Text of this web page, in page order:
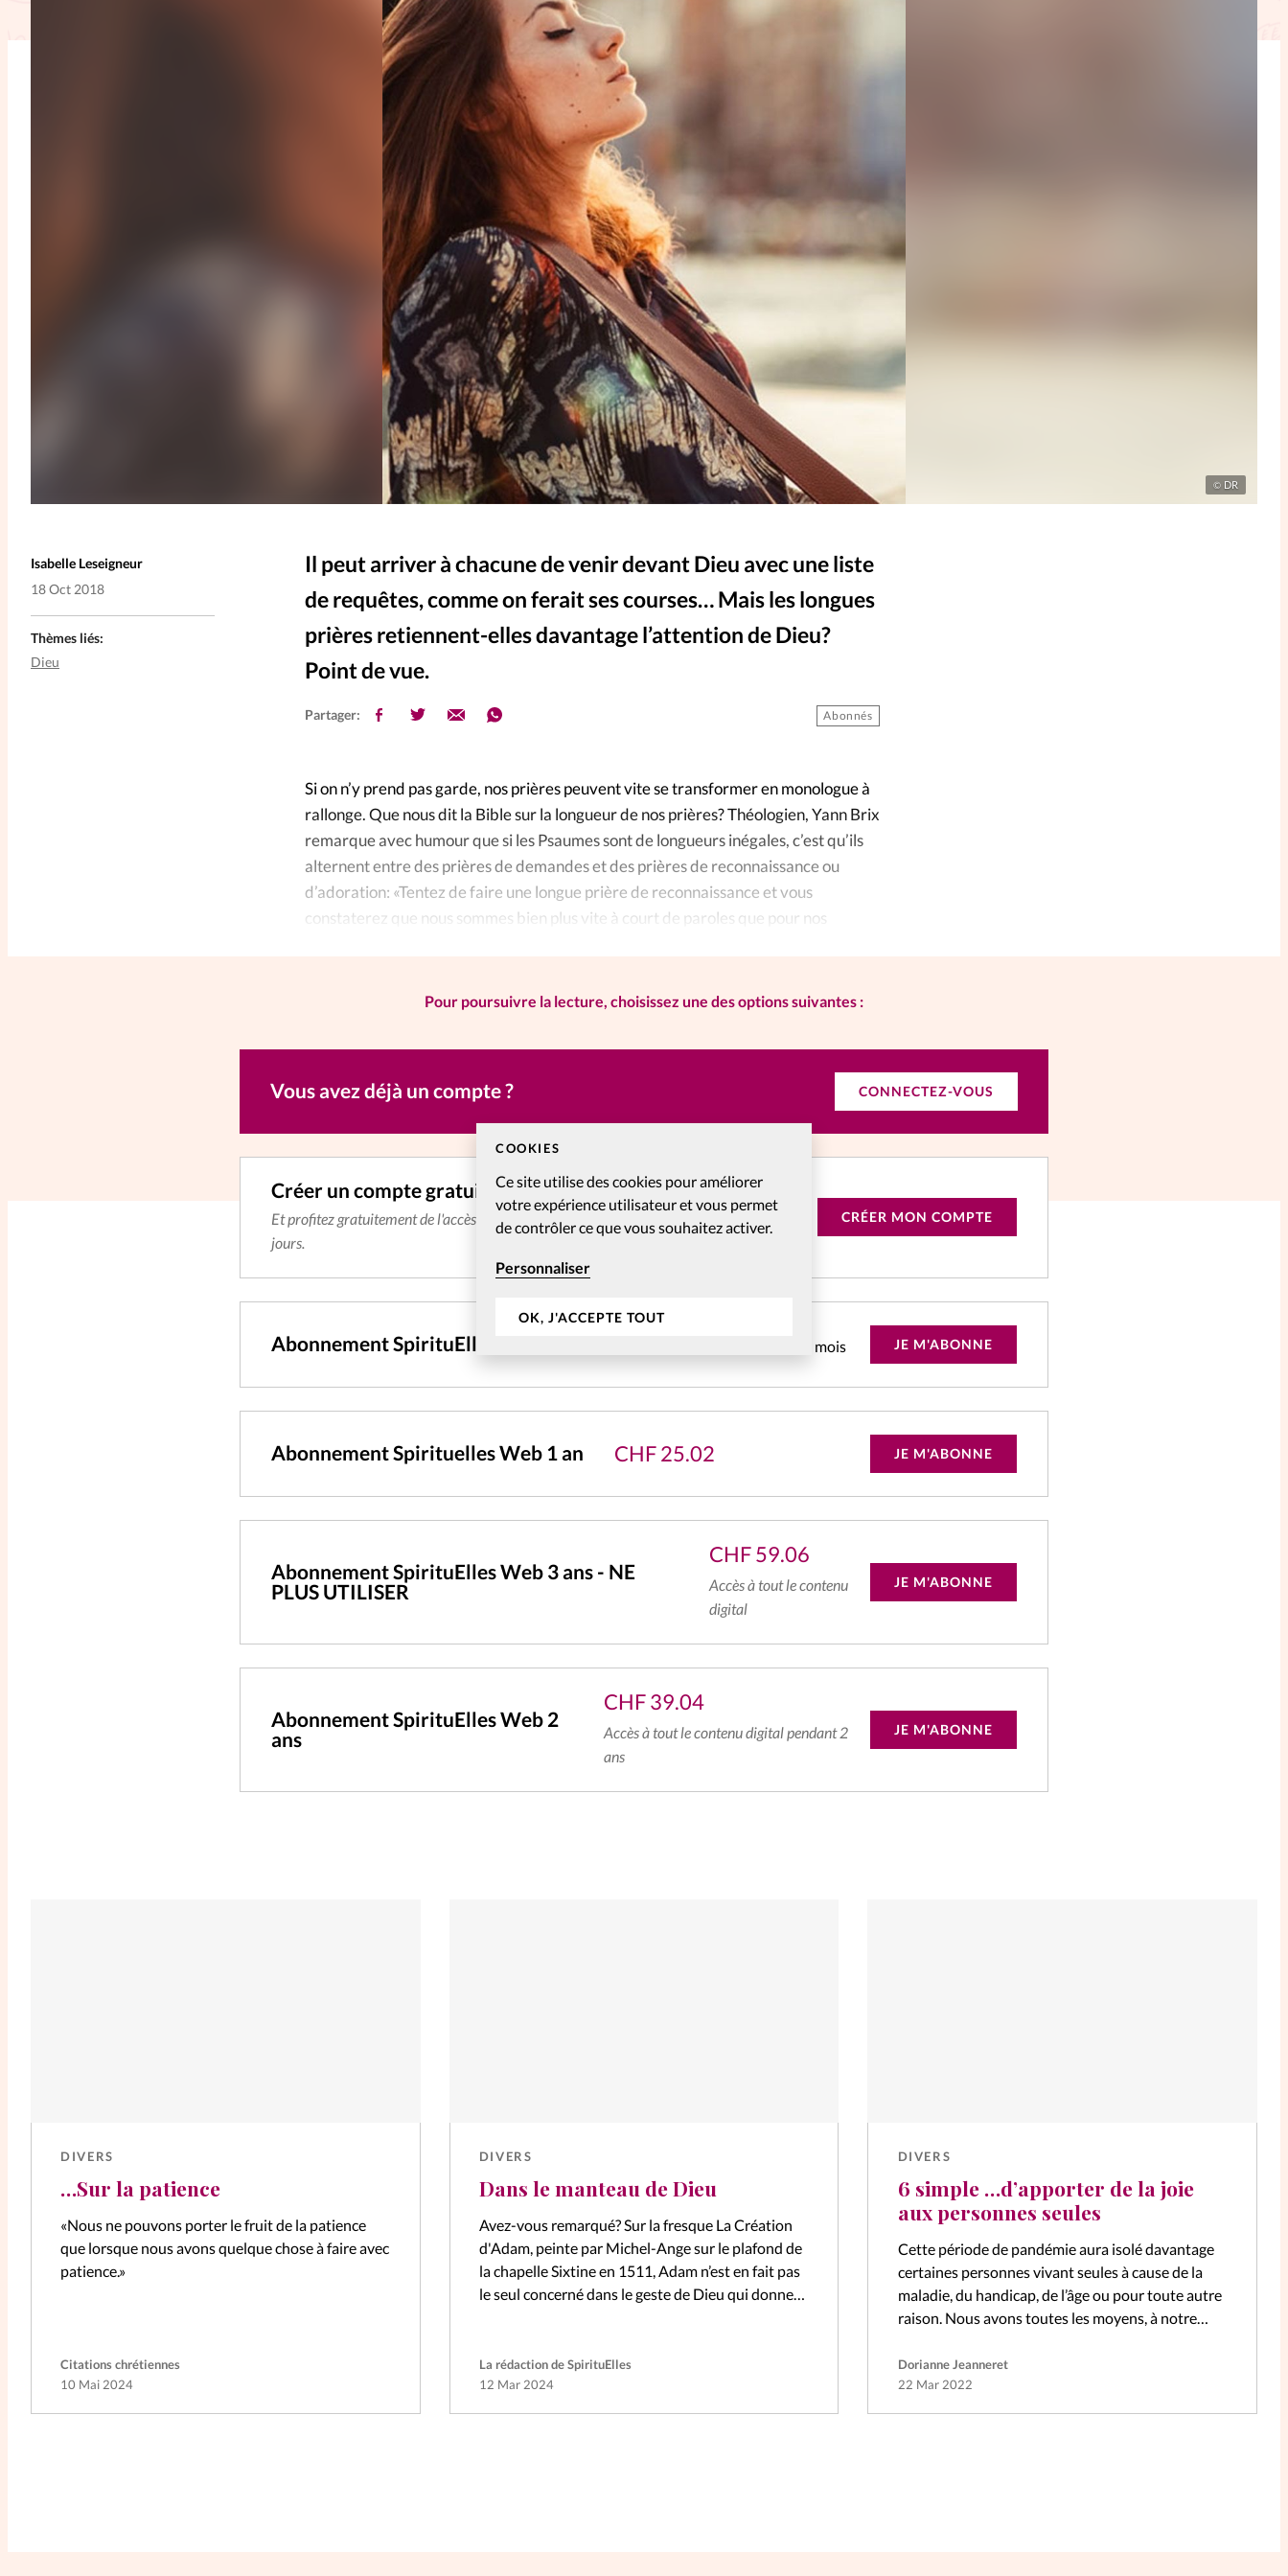
COOKIES
Ce site utilise des cookies pour améliorer
votre expérience utilisateur et vous permet
de contrôler ce que vous souhaitez activer.
Personnaliser
OK, J'ACCEPTE TOUT
La Bible au féminin
PersonnElles
Shopping Spi
SpirituElles Vive la famille
La rédaction
Mon compte
Nous contacter
© DR
Il peut arriver à chacune de venir devant Dieu avec une liste
de requêtes, comme on ferait ses courses… Mais les longues
prières retiennent-elles davantage l’attention de Dieu?
Point de vue.
Isabelle Leseigneur
18 Oct 2018
Partager: Abonnés
Si on n’y prend pas garde, nos prières peuvent vite se transformer en monologue à
rallonge. Que nous dit la Bible sur la longueur de nos prières? Théologien, Yann Brix
remarque avec humour que si les Psaumes sont de longueurs inégales, c’est qu’ils
alternent entre des prières de demandes et des prières de reconnaissance ou
d’adoration: «Tentez de faire une longue prière de reconnaissance et vous
constaterez que nous sommes bien plus vite à court de paroles que pour nos
Thèmes liés:
Dieu
Pour poursuivre la lecture, choisissez une des options suivantes :
Vous avez déjà un compte ? CONNECTEZ-VOUS
Créer un compte gratuitement
Et profitez gratuitement de l'accès aux articles web réservés aux abonnés pendant 14
jours.
CRÉER MON COMPTE
Abonnement SpirituElles Web mensuel pendant 1 mois JE M'ABONNE
Abonnement Spirituelles Web 1 an CHF25.02 JE M'ABONNE
Abonnement SpirituElles Web 3 ans - NE
PLUS UTILISER
CHF59.06
Accès à tout le contenu
digital
JE M'ABONNE
Abonnement SpirituElles Web 2
ans
CHF39.04
Accès à tout le contenu digital pendant 2
ans
JE M'ABONNE
DIVERS
…Sur la patience
«Nous ne pouvons porter le fruit de la patience
que lorsque nous avons quelque chose à faire avec
patience.»
Citations chrétiennes
10 Mai 2024
DIVERS
Dans le manteau de Dieu
Avez-vous remarqué? Sur la fresque La Création
d'Adam, peinte par Michel-Ange sur le plafond de
la chapelle Sixtine en 1511, Adam n’est en fait pas
le seul concerné dans le geste de Dieu qui donne…
La rédaction de SpirituElles
12 Mar 2024
DIVERS
6 simple …d’apporter de la joie
aux personnes seules
Cette période de pandémie aura isolé davantage
certaines personnes vivant seules à cause de la
maladie, du handicap, de l’âge ou pour toute autre
raison. Nous avons toutes les moyens, à notre
Dorianne Jeanneret
22 Mar 2022